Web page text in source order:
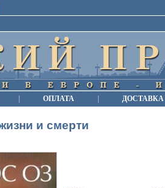
ОПЛАТА ДОСТАВКА
и смерти